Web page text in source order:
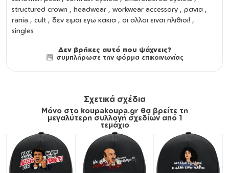
structured crown , headwear , workwear accessory , ρανια ,
rania , cult , δεν ειμαι εγω κακια , οι αλλοι ειναι ηλιθιοι! ,
singles
Δεν βρήκες αυτό που ψάχνεις?
συμπλήρωσε την φόρμα επικοινωνίας
Σχετικά σχέδια
Μόνο στο koupakoupa.gr θα βρείτε τη
μεγαλύτερη συλλογή σχεδίων από 1
τεμάχιο